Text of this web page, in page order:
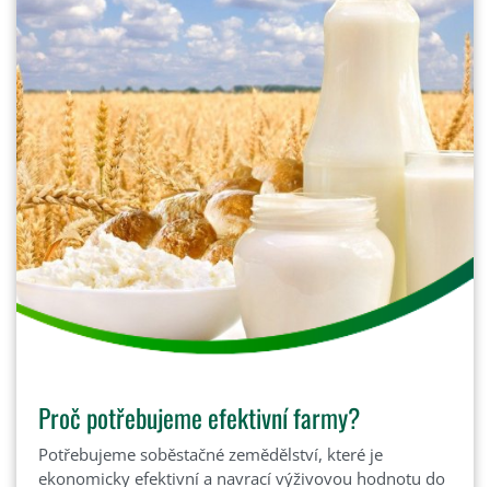
Proč potřebujeme efektivní farmy?
Potřebujeme soběstačné zemědělství, které je
ekonomicky efektivní a navrací výživovou hodnotu do